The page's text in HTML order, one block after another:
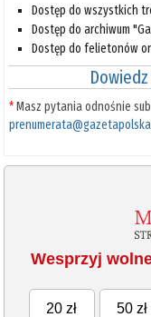
Dostęp do wszystkich
Dostęp do archiwum
Dostęp do felietonów
*Masz pytania odnośnie
Wesprzyj
20 zł 50 zł